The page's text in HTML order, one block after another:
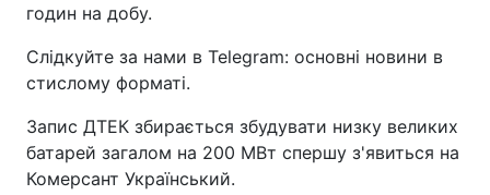
годин на добу.
Слідкуйте за нами в Telegram: основні новини в
стислому форматі.
Запис ДТЕК збирається збудувати низку великих
батарей загалом на 200 МВт спершу з'явиться на
Комерсант Український.